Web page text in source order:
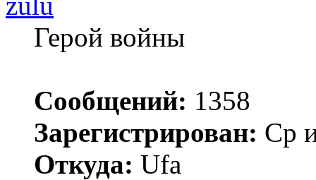
Герой войны
Сообщений: 1358
Зарегистрирован: Ср
Откуда: Ufa